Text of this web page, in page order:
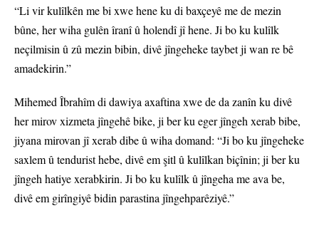
“Li vir kulîlkên me bi xwe hene ku di baxçeyê me de mezin
bûne, her wiha gulên îranî û holendî jî hene. Ji bo ku kulîlk
neçilmisin û zû mezin bibin, divê jîngeheke taybet ji wan re bê
amadekirin.”
Mihemed Îbrahîm di dawiya axaftina xwe de da zanîn ku divê
her mirov xizmeta jîngehê bike, ji ber ku eger jîngeh xerab bibe,
jiyana mirovan jî xerab dibe û wiha domand: “Ji bo ku jîngeheke
saxlem û tendurist hebe, divê em şitl û kulîlkan biçînin; ji ber ku
jîngeh hatiye xerabkirin. Ji bo ku kulîlk û jîngeha me ava be,
divê em girîngiyê bidin parastina jîngehparêziyê.”